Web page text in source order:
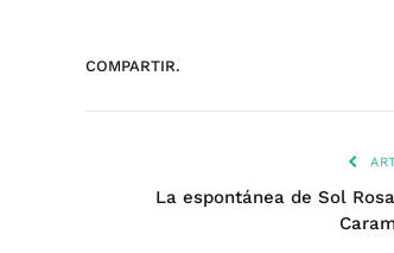
COMPARTIR.
La espontánea de Sol